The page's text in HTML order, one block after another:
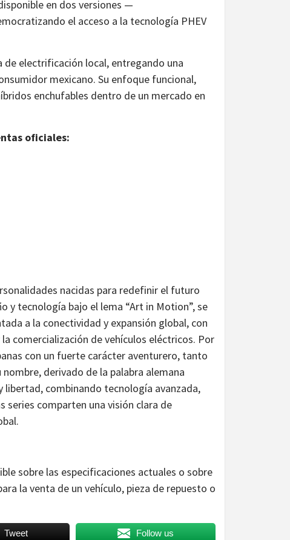
en dos versiones —
el acceso a la tecnología PHEV
de electrificación local, entregando una
mexicano. Su enfoque funcional,
enchufables dentro de un mercado en
oficiales:
nacidas para redefinir el futuro
y tecnología bajo el lema “Art in Motion”, se
a la conectividad y expansión global, con
comercialización de vehículos eléctricos. Por
con un fuerte carácter aventurero, tanto
derivado de la palabra alemana
libertad, combinando tecnología avanzada,
series comparten una visión clara de
sobre las especificaciones actuales o sobre
la venta de un vehículo, pieza de repuesto o
Tweet Follow us